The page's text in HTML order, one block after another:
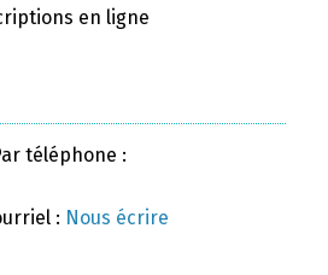
en ligne
téléphone :
: Nous écrire